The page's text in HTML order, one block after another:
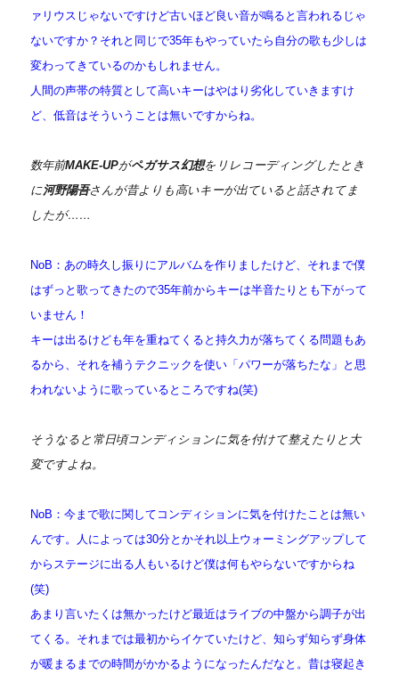
ァリウスじゃないですけど古いほど良い音が鳴ると言われるじゃ
ないですか？それと同じで35年もやっていたら自分の歌も少しは
変わってきているのかもしれません。
人間の声帯の特質として高いキーはやはり劣化していきますけ
ど、低音はそういうことは無いですからね。
数年前MAKE-UPがペガサス幻想をリレコーディングしたとき
に河野陽吾さんが昔よりも高いキーが出ていると話されてま
したが……
NoB：あの時久し振りにアルバムを作りましたけど、それまで僕
はずっと歌ってきたので35年前からキーは半音たりとも下がって
いません！
キーは出るけども年を重ねてくると持久力が落ちてくる問題もあ
るから、それを補うテクニックを使い「パワーが落ちたな」と思
われないように歌っているところですね(笑)
そうなると常日頃コンディションに気を付けて整えたりと大
変ですよね。
NoB：今まで歌に関してコンディションに気を付けたことは無い
んです。人によっては30分とかそれ以上ウォーミングアップして
からステージに出る人もいるけど僕は何もやらないですからね
(笑)
あまり言いたくは無かったけど最近はライブの中盤から調子が出
てくる。それまでは最初からイケていたけど、知らず知らず身体
が暖まるまでの時間がかかるようになったんだなと。昔は寝起き